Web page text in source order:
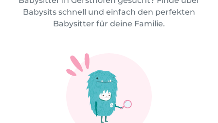
Babysits schnell und einfach den perfekten
Babysitter für deine Familie.